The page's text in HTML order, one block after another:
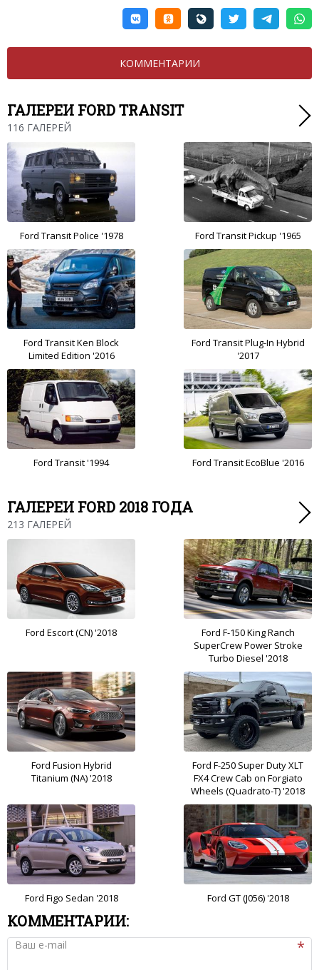
КОММЕНТАРИИ
ГАЛЕРЕИ FORD TRANSIT
116 ГАЛЕРЕЙ
Ford Transit Police '1978 Ford Transit Pickup '1965
Ford Transit Ken Block
Limited Edition '2016
Ford Transit Plug-In Hybrid
'2017
Ford Transit '1994 Ford Transit EcoBlue '2016
ГАЛЕРЕИ FORD 2018 ГОДА
213 ГАЛЕРЕЙ
Ford Escort (CN) '2018
Ford F-150 King Ranch
SuperCrew Power Stroke
Turbo Diesel '2018
Ford Fusion Hybrid
Titanium (NA) '2018
Ford F-250 Super Duty XLT
FX4 Crew Cab on Forgiato
Wheels (Quadrato-T) '2018
Ford Figo Sedan '2018 Ford GT (J056) '2018
КОММЕНТАРИИ:
Ваш e-mail